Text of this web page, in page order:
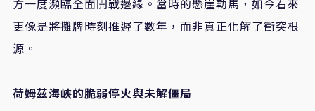
方一度瀕臨全面開戰邊緣。當時的懸崖勒馬，如今看來
更像是將攤牌時刻推遲了數年，而非真正化解了衝突根
源。
荷姆茲海峽的脆弱停火與未解僵局